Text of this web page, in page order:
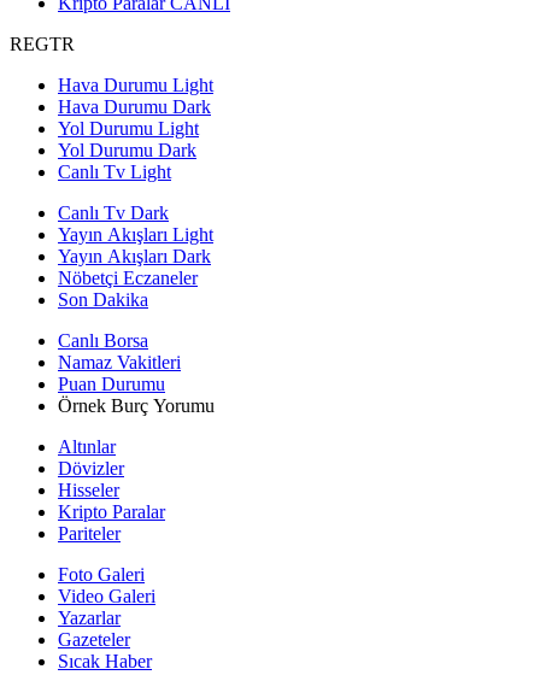
REGTR
Hava Durumu Light
Hava Durumu Dark
Yol Durumu Light
Yol Durumu Dark
Canlı Tv Light
Canlı Tv Dark
Yayın Akışları Light
Yayın Akışları Dark
Nöbetçi Eczaneler
Son Dakika
Canlı Borsa
Namaz Vakitleri
Puan Durumu
Örnek Burç Yorumu
Altınlar
Dövizler
Hisseler
Kripto Paralar
Pariteler
Foto Galeri
Video Galeri
Yazarlar
Gazeteler
Sıcak Haber